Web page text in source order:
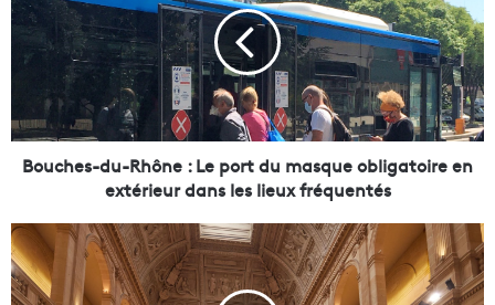
c
-
d
h
ô
n
Bouches-du-Rhône : Le port du masque obligatoire en
extérieur dans les lieux fréquentés
R
i
a